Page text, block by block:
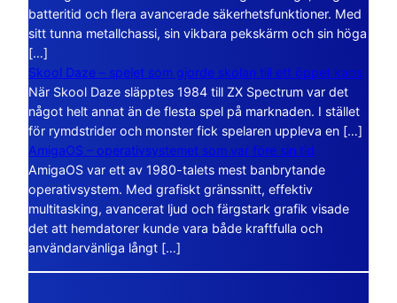
batteritid och flera avancerade säkerhetsfunktioner. Med
sitt tunna metallchassi, sin vikbara pekskärm och sin höga
[…]
Skool Daze – spelet som gjorde skolan till ett öppet kaos
När Skool Daze släpptes 1984 till ZX Spectrum var det
något helt annat än de flesta spel på marknaden. I stället
för rymdstrider och monster fick spelaren uppleva en […]
AmigaOS – operativsystemet som var före sin tid
AmigaOS var ett av 1980-talets mest banbrytande
operativsystem. Med grafiskt gränssnitt, effektiv
multitasking, avancerat ljud och färgstark grafik visade
det att hemdatorer kunde vara både kraftfulla och
användarvänliga långt […]